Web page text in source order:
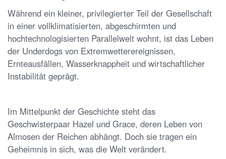
Während ein kleiner, privilegierter Teil der Gesellschaft
in einer vollklimatisierten, abgeschirmten und
hochtechnologisierten Parallelwelt wohnt, ist das Leben
der Underdogs von Extremwetterereignissen,
Ernteausfällen, Wasserknappheit und wirtschaftlicher
Instabilität geprägt.
Im Mittelpunkt der Geschichte steht das
Geschwisterpaar Hazel und Grace, deren Leben von
Almosen der Reichen abhängt. Doch sie tragen ein
Geheimnis in sich, was die Welt verändert.